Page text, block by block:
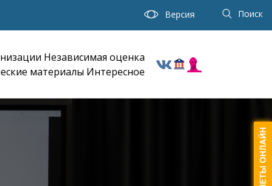
Версия Поиск
Независимая оценка
материалы Интересное